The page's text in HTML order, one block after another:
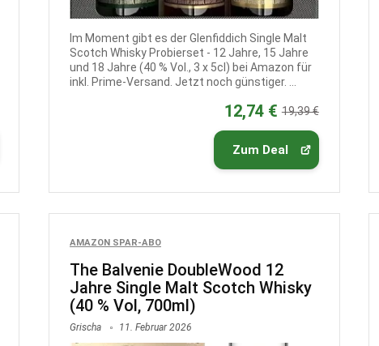
Im Moment gibt es der Glenfiddich Single Malt
Scotch Whisky Probierset - 12 Jahre, 15 Jahre
und 18 Jahre (40 % Vol., 3 x 5cl) bei Amazon für
inkl. Prime-Versand. Jetzt noch günstiger. ...
12,74 € 19,39 €
Zum Deal
AMAZON SPAR-ABO
The Balvenie DoubleWood 12
Jahre Single Malt Scotch Whisky
(40 % Vol, 700ml)
Grischa 11. Februar 2026